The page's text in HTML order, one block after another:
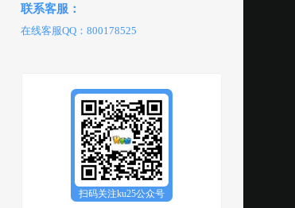
联系客服：
在线客服QQ：800178525
扫码关注ku25公众号